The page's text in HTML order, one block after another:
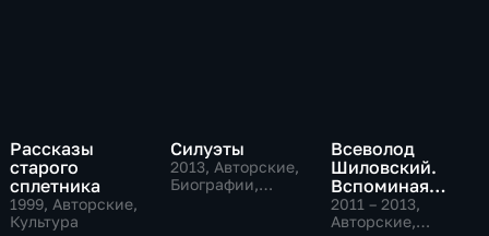
Рассказы
старого
сплетника
1999, Авторские,
Культура
Силуэты
2013, Авторские,
Биографии,
Всеволод
Шиловский.
Вспоминая
старый МХАТ...
2011 – 2013,
Авторские,